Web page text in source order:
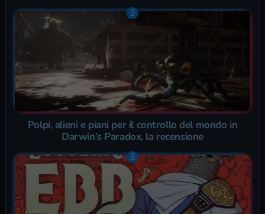
Polpi, alieni e piani per il controllo del mondo in
Darwin’s Paradox, la recensione